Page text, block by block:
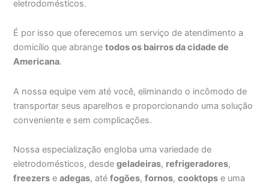
eletrodomésticos.
É por isso que oferecemos um serviço de atendimento a
domicílio que abrangetodos os bairros da cidade de
Americana.
A nossa equipe vem até você, eliminando o incômodo de
transportar seus aparelhos e proporcionando uma solução
conveniente e sem complicações.
Nossa especialização engloba uma variedade de
eletrodomésticos, desdegeladeiras, refrigeradores,
freezers eadegas, atéfogões,fornos,cooktops e uma